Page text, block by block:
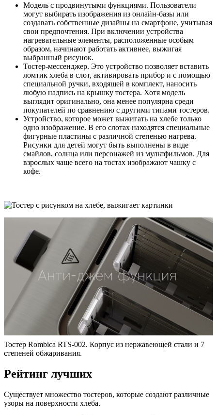
Модель с продвинутыми функциями. Пользователи
могут выбирать изображения из онлайн-базы или
создавать собственные дизайны на смартфоне, учитывая
свои предпочтения. При включении устройства
нагревательные элементы, расположенные особым
образом, начинают работать активнее, выжигая
выбранный рисунок.
Тостер-мессенджер. Это устройство позволяет вставить
ломтик хлеба в слот, активировать прибор и с помощью
специальной ручки, входящей в комплект, наносить
любую надпись на крышку тостера. Хотя модель
выглядит оригинально, она менее популярна среди
покупателей по сравнению с другими типами тостеров.
Устройство, которое может выжигать на хлебе только
одно изображение. В его слотах находятся специальные
фигурные пластины с различной степенью нагрева.
Рисунки для детей могут быть выполнены в виде
смайлов, солнца или персонажей из мультфильмов. Для
взрослых чаще всего на тостах изображают чашку с
кофе.
Тостер Rombica RTS-002. Корпус из нержавеющей стали и 7
степеней обжаривания.
Рейтинг лучших
Существует множество тостеров, которые создают различные
узоры на поверхности хлеба.